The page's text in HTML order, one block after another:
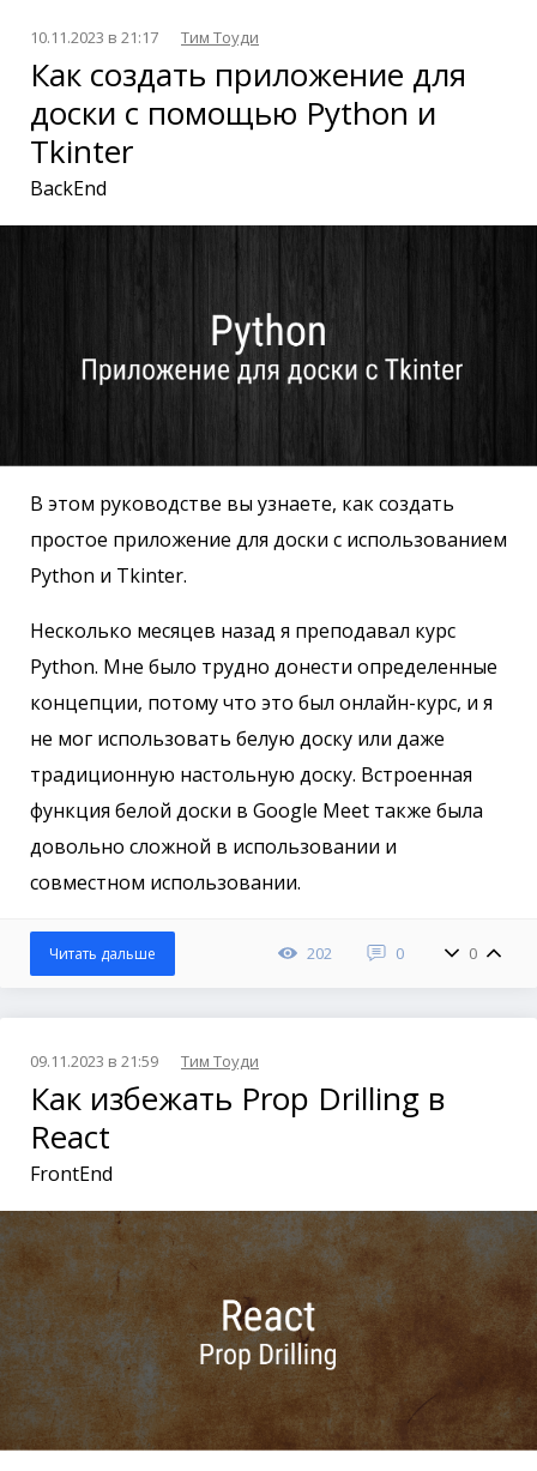
10.11.2023 в 21:17 Тим Тоуди
Как создать приложение для
доски с помощью Python и
Tkinter
BackEnd
В этом руководстве вы узнаете, как создать
простое приложение для доски с использованием
Python и Tkinter.
Несколько месяцев назад я преподавал курс
Python. Мне было трудно донести определенные
концепции, потому что это был онлайн-курс, и я
не мог использовать белую доску или даже
традиционную настольную доску. Встроенная
функция белой доски в Google Meet также была
довольно сложной в использовании и
совместном использовании.
202 0 0
Читать дальше
09.11.2023 в 21:59 Тим Тоуди
Как избежать Prop Drilling в
React
FrontEnd